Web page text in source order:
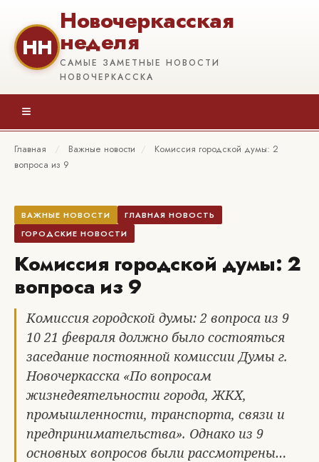
НН
Новочеркасская
неделя
САМЫЕ ЗАМЕТНЫЕ НОВОСТИ
НОВОЧЕРКАССКА
≡
Главная / Важные новости /
Комиссия городской думы: 2
вопроса из 9
ВАЖНЫЕ НОВОСТИ
ГЛАВНАЯ НОВОСТЬ
ГОРОДСКИЕ НОВОСТИ
Комиссия городской думы: 2
вопроса из 9
Комиссия городской думы: 2 вопроса из 9
10 21 февраля должно было состояться
заседание постоянной комиссии Думы г.
Новочеркасска «По вопросам
жизнедеятельности города, ЖКХ,
промышленности, транспорта, связи и
предпринимательства». Однако из 9
основных вопросов были рассмотрены…